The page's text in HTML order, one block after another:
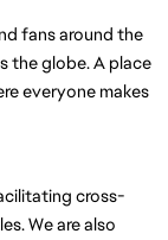
fans around the
the globe. A place
everyone makes
cross-
We are also